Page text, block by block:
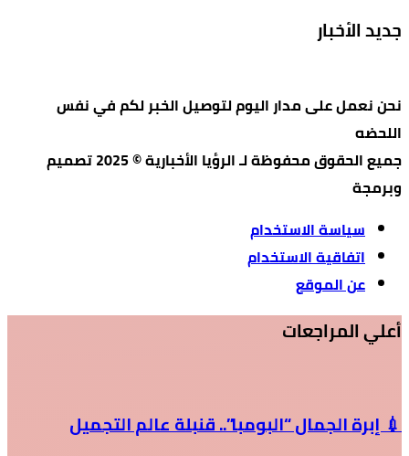
جديد الأخبار
نحن نعمل على مدار اليوم لتوصيل الخبر لكم في نفس
اللحضه
جميع الحقوق محفوظة لـ الرؤيا الأخبارية © 2025 تصميم
وبرمجة
سياسة الاستخدام
اتفاقية الاستخدام
عن الموقع
أعلي المراجعات
💉 إبرة الجمال “البومبا”.. قنبلة عالم التجميل